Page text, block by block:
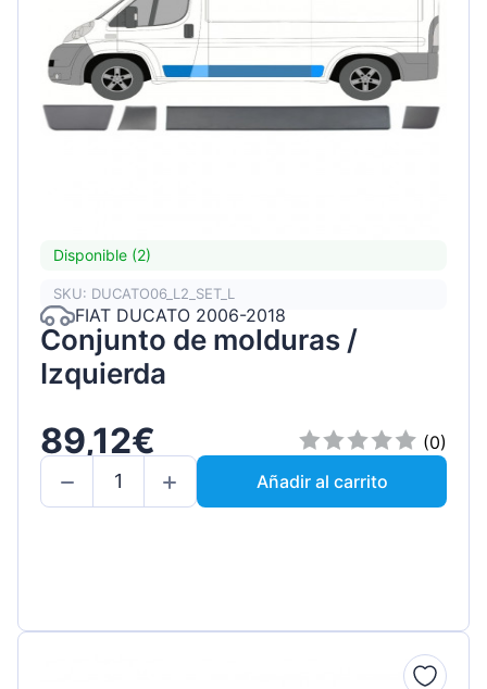
Disponible (2)
SKU: DUCATO06_L2_SET_L
FIAT DUCATO 2006-2018
Conjunto de molduras /
Izquierda
89,12€
(0)
Añadir al carrito